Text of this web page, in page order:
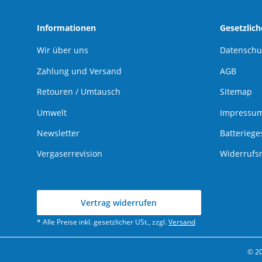
Informationen
Wir über uns
Zahlung und Versand
Retouren / Umtausch
Umwelt
Newsletter
Vergaserrevision
AGB
Sitemap
Vertrag widerrufen
* Alle Preise inkl. gesetzlicher USt., zzgl.Versand
©